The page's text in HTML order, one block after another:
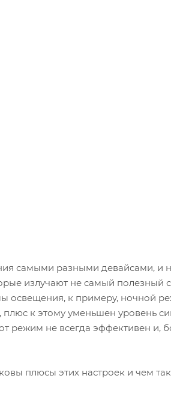
самыми разными девайсами, и
излучают не самый полезный
освещения, к примеру, ночной
к этому уменьшен уровень
режим не всегда эффективен и,
плюсы этих настроек и чем